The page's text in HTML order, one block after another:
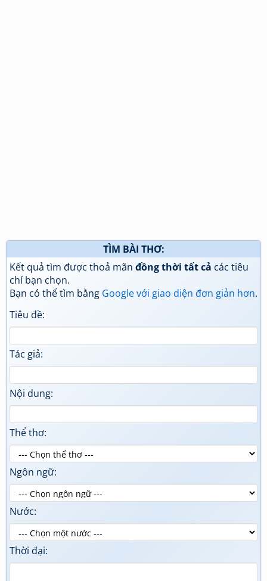
TÌM BÀI THƠ:
Kết quả tìm được thoả mãn đồng thời tất cả các tiêu
chí bạn chọn.
Bạn có thể tìm bằng Google với giao diện đơn giản hơn.
Tiêu đề:
Tác giả:
Nội dung:
Thể thơ:
Ngôn ngữ:
Nước:
Thời đại: